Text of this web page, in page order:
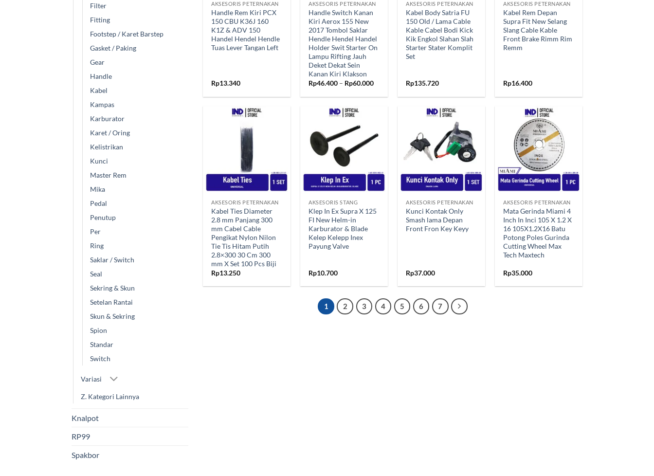
Filter
Fitting
Footstep / Karet Barstep
Gasket / Paking
Gear
Handle
Kabel
Kampas
Karburator
Karet / Oring
Kelistrikan
Kunci
Master Rem
Mika
Pedal
Penutup
Per
Ring
Saklar / Switch
Seal
Sekring & Skun
Setelan Rantai
Skun & Sekring
Spion
Standar
Switch
Variasi
Z. Kategori Lainnya
Knalpot
RP99
Spakbor
AKSESORIS PETERNAKAN
Handle Rem Kiri PCX
150 CBU K36J 160
K1Z & ADV 150
Handel Hendel Hendle
Tuas Lever Tangan Left
Rp13.340
AKSESORIS PETERNAKAN
Handle Switch Kanan
Kiri Aerox 155 New
2017 Tombol Saklar
Hendle Hendel Handel
Holder Swit Starter On
Lampu Rifting Jauh
Deket Dekat Sein
Kanan Kiri Klakson
Rp46.400 – Rp60.000Rentang
Rp46.400
AKSESORIS PETERNAKAN
Kabel Body Satria FU
150 Old / Lama Cable
Kable Cabel Bodi Kick
Kik Engkol Slahan Slah
Starter Stater Komplit
Set
Rp135.720
AKSESORIS PETERNAKAN
Kabel Rem Depan
Supra Fit New Selang
Slang Cable Kable
Front Brake Rimm Rim
Remm
Rp16.400
AKSESORIS PETERNAKAN
Kabel Ties Diameter
2.8 mm Panjang 300
mm Cabel Cable
Pengikat Nylon Nilon
Tie Tis Hitam Putih
2.8×300 30 Cm 300
mm X Set 100 Pcs Biji
Rp13.250
Tambahkan
ke Wishlist
+
AKSESORIS STANG
Klep In Ex Supra X 125
FI New Helm-in
Karburator & Blade
Kelep Kelepp Inex
Payung Valve
Rp10.700
Tambahkan
ke Wishlist
+
AKSESORIS PETERNAKAN
Kunci Kontak Only
Smash lama Depan
Front Fron Key Keyy
Rp37.000
Tambahkan
ke Wishlist
AKSESORIS PETERNAKAN
Mata Gerinda Miami 4
Inch In Inci 105 X 1.2 X
16 105X1.2X16 Batu
Potong Poles Gurinda
Cutting Wheel Max
Tech Maxtech
Rp35.000
1 2 3 4 5 6 7